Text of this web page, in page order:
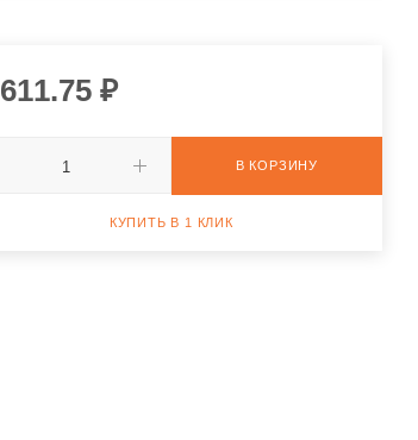
611.75₽
В КОРЗИНУ
КУПИТЬ В 1 КЛИК